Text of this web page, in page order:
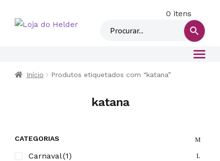
c
0 itens
Início Produtos etiquetados com “katana”
katana
CATEGORIAS
Carnaval(1)